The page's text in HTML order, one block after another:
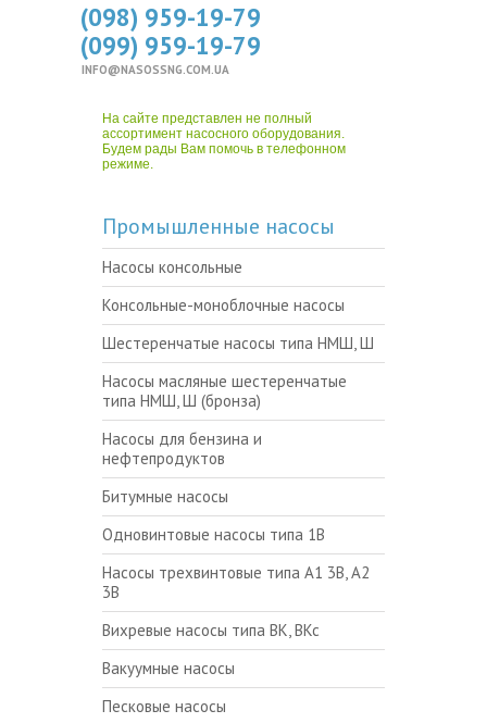
(098) 959-19-79
(099) 959-19-79
INFO@NASOSSNG.COM.UA
На сайте представлен не полный
ассортимент насосного оборудования.
Будем рады Вам помочь в телефонном
режиме.
Промышленные насосы
Насосы консольные
Консольные-моноблочные насосы
Шестеренчатые насосы типа НМШ, Ш
Насосы масляные шестеренчатые
типа НМШ, Ш (бронза)
Насосы для бензина и
нефтепродуктов
Битумные насосы
Одновинтовые насосы типа 1В
Насосы трехвинтовые типа А1 3В, А2
3В
Вихревые насосы типа ВК, ВКс
Вакуумные насосы
Песковые насосы